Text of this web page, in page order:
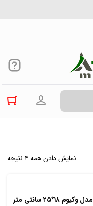
ورود به
نمایش دادن همه ۴ نتیجه
سانتی متر